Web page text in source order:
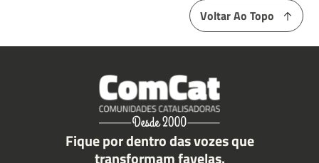
Voltar Ao Topo
Fique por dentro das vozes que
transformam favelas.